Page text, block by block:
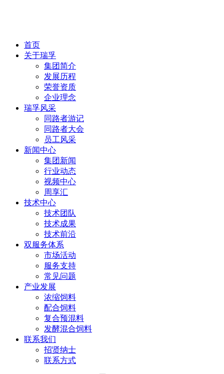
首页
关于瑞孚
集团简介
发展历程
荣誉资质
企业理念
瑞孚风采
同路者游记
同路者大会
员工风采
新闻中心
集团新闻
行业动态
视频中心
周享汇
技术中心
技术团队
技术成果
技术前沿
双服务体系
市场活动
服务支持
常见问题
产业发展
浓缩饲料
配合饲料
复合预混料
发酵混合饲料
联系我们
招贤纳士
联系方式